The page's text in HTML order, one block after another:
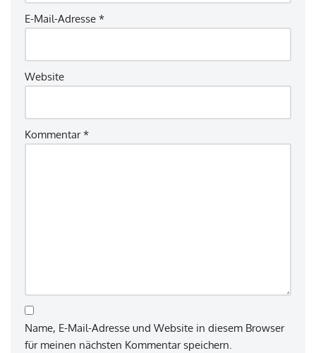
E-Mail-Adresse *
Website
Kommentar*
Name, E-Mail-Adresse und Website in diesem Browser
für meinen nächsten Kommentar speichern.